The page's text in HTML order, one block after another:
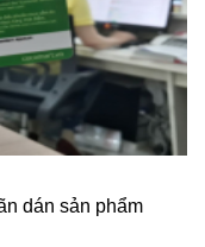
dán sản phẩm